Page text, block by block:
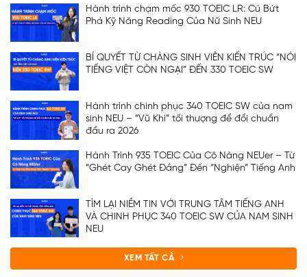
Hành trình chạm mốc 930 TOEIC LR: Cú Bứt
Phá Kỹ Năng Reading Của Nữ Sinh NEU
BÍ QUYẾT TỪ CHÀNG SINH VIÊN KIẾN TRÚC “NÓI
TIẾNG VIỆT CÒN NGẠI” ĐẾN 330 TOEIC SW
Hành trình chinh phục 340 TOEIC SW của nam
sinh NEU – “Vũ Khí” tối thượng để đổi chuẩn
đầu ra 2026
Hành Trình 935 TOEIC Của Cô Nàng NEUer – Từ
“Ghét Cay Ghét Đắng” Đến “Nghiện” Tiếng Anh
TÌM LẠI NIỀM TIN VỚI TRUNG TÂM TIẾNG ANH
VÀ CHINH PHỤC 340 TOEIC SW CỦA NAM SINH
NEU
XEM TẤT CẢ